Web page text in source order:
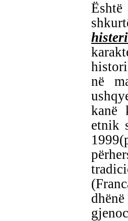
në
kanë
etnik